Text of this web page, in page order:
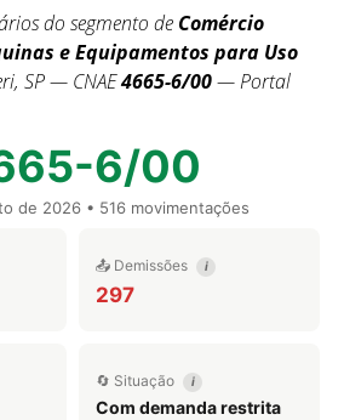
do segmento de Comércio
e Equipamentos para Uso
SP — CNAE4665-6/00— Portal
6/00
de 2026 • 516 movimentações
📤 Demissões i
297
🔄 Situação i
Com demanda restrita